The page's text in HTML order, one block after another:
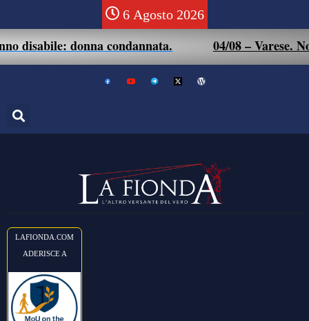
6 Agosto 2026
condannata. 04/08 – Varese. Non si
LAFIONDA.COM
ADERISCE A